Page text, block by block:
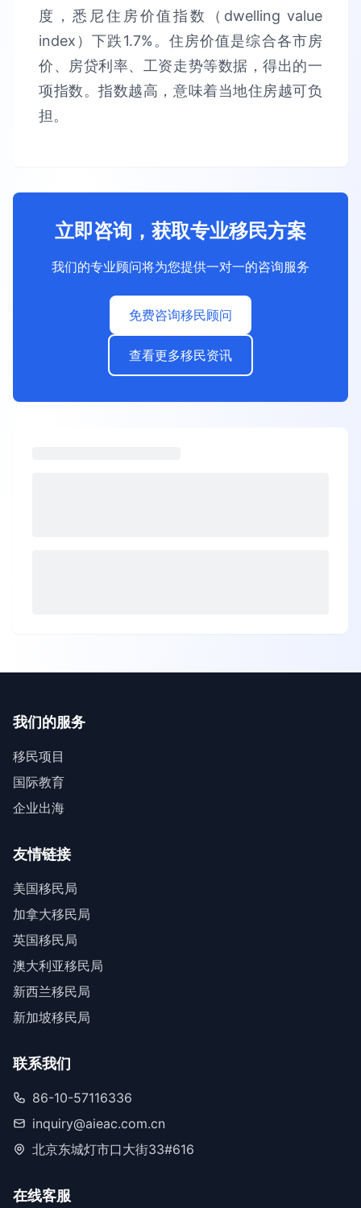
度，悉尼住房价值指数（dwelling value
index）下跌1.7%。住房价值是综合各市房
价、房贷利率、工资走势等数据，得出的一
项指数。指数越高，意味着当地住房越可负
担。
立即咨询，获取专业移民方案
我们的专业顾问将为您提供一对一的咨询服务
免费咨询移民顾问
查看更多移民资讯
我们的服务
移民项目
国际教育
企业出海
友情链接
美国移民局
加拿大移民局
英国移民局
澳大利亚移民局
新西兰移民局
新加坡移民局
联系我们
86-10-57116336
inquiry@aieac.com.cn
北京东城灯市口大街33#616
在线客服